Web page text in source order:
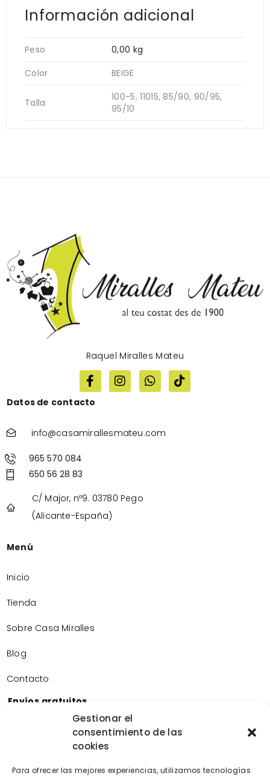
Gestionar el
consentimiento de las
cookies
Para ofrecer las mejores experiencias, utilizamos tecnologías
Información adicional
Peso
0,00 kg
Color
BEIGE
Talla
100-5, 11015, 85/90, 90/95,
95/10
Raquel Miralles Mateu
Datos de contacto
info@casamirallesmateu.com
965 570 084
650 56 28 83
C/ Major, nº9. 03780 Pego
(Alicante-España)
Menú
Inicio
Tienda
Sobre Casa Miralles
Blog
Contacto
Envíos gratuitos
Envíos gratuitos por la compra de más de 60€.
Devoluciones gratuitas
Devoluciones gratuitas en nuestra tienda física.
Pago seguro